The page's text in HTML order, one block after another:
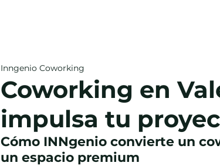
Coworking en
impulsa tu
Inngenio Coworking
Cómo INNgenio convierte un
un espacio premium